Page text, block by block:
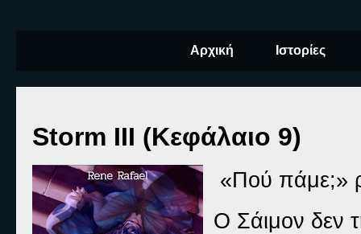
Αρχική Ιστορίες
Storm III (Κεφάλαιο 9)
«Πού πάμε;»
Ο Σάιμον δεν